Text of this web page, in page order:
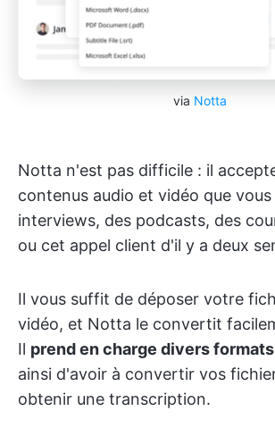
via Notta
Notta n'est pas difficile : il
contenus audio et vidéo que vous
interviews, des podcasts, des
ou cet appel client d'il y a deux
Il vous suffit de déposer votre
vidéo, et Notta le convertit
Il prend en charge divers formats
ainsi d'avoir à convertir vos
obtenir une transcription.